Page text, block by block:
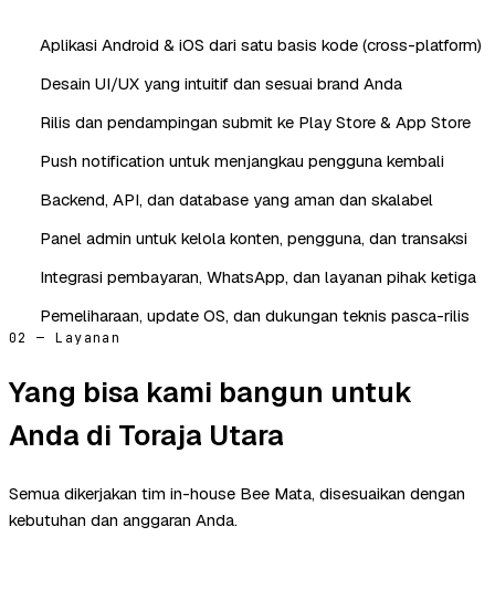
Aplikasi Android & iOS dari satu basis kode (cross-platform)
Desain UI/UX yang intuitif dan sesuai brand Anda
Rilis dan pendampingan submit ke Play Store & App Store
Push notification untuk menjangkau pengguna kembali
Backend, API, dan database yang aman dan skalabel
Panel admin untuk kelola konten, pengguna, dan transaksi
Integrasi pembayaran, WhatsApp, dan layanan pihak ketiga
Pemeliharaan, update OS, dan dukungan teknis pasca-rilis
02 — Layanan
Yang bisa kami bangun untuk
Anda di Toraja Utara
Semua dikerjakan tim in-house Bee Mata, disesuaikan dengan
kebutuhan dan anggaran Anda.